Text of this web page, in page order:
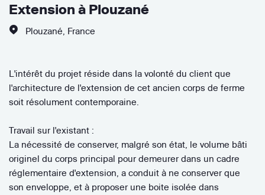
Extension à Plouzané
Plouzané France
L'intérêt du projet réside dans la volonté du client que
l'architecture de l'extension de cet ancien corps de ferme
soit résolument contemporaine.
Travail sur l'existant :
La nécessité de conserver, malgré son état, le volume bâti
originel du corps principal pour demeurer dans un cadre
réglementaire d'extension, a conduit à ne conserver que
son enveloppe, et à proposer une boite isolée dans